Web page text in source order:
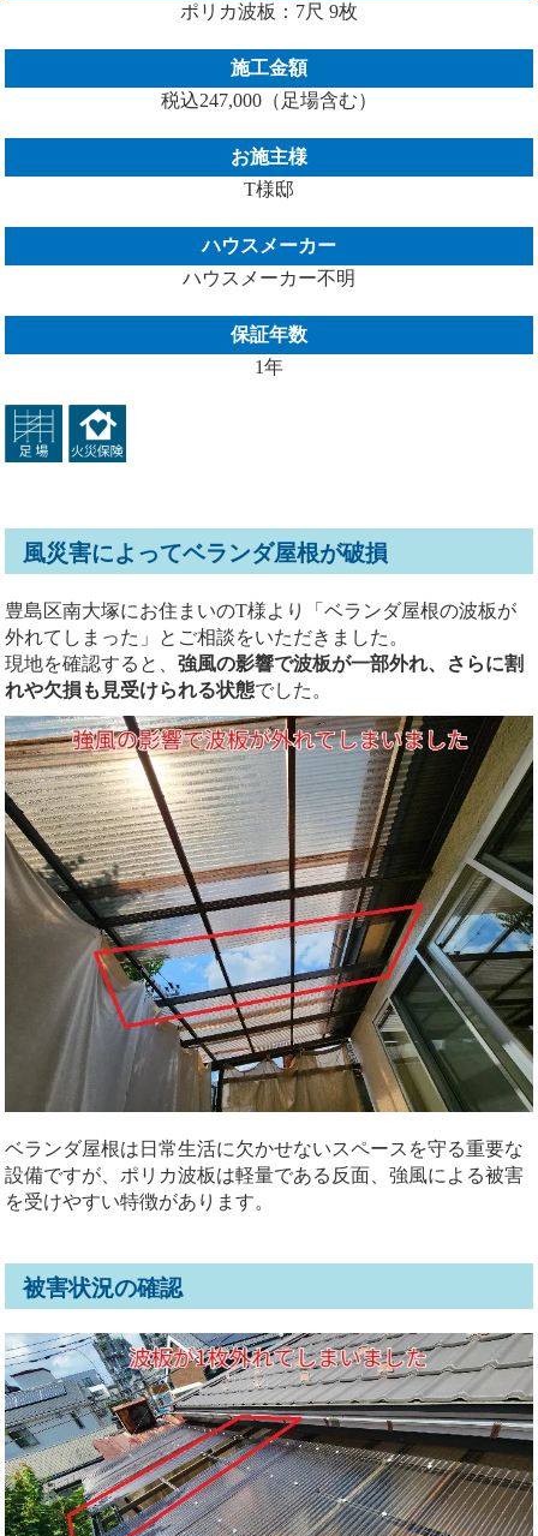
ポリカ波板：7尺 9枚
施工金額
税込247,000（足場含む）
お施主様
T様邸
ハウスメーカー
ハウスメーカー不明
保証年数
1年
風災害によってベランダ屋根が破損
豊島区南大塚にお住まいのT様より「ベランダ屋根の波板が
外れてしまった」とご相談をいただきました。
現地を確認すると、強風の影響で波板が一部外れ、さらに割
れや欠損も見受けられる状態でした。
ベランダ屋根は日常生活に欠かせないスペースを守る重要な
設備ですが、ポリカ波板は軽量である反面、強風による被害
を受けやすい特徴があります。
被害状況の確認